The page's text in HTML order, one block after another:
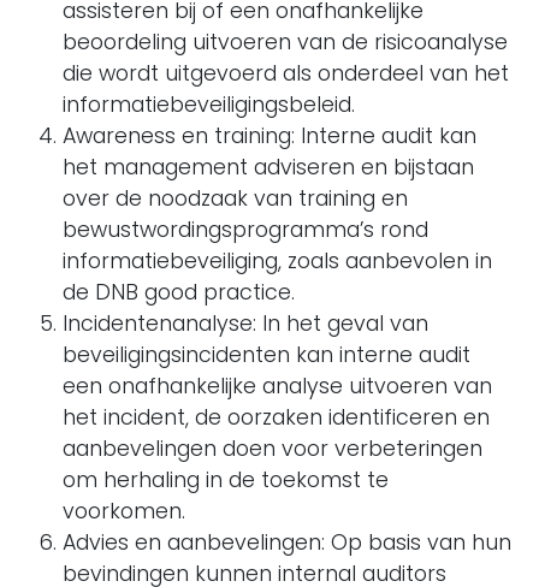
assisteren bij of een onafhankelijke
beoordeling uitvoeren van de risicoanalyse
die wordt uitgevoerd als onderdeel van het
informatiebeveiligingsbeleid.
Awareness en training: Interne audit kan
het management adviseren en bijstaan
over de noodzaak van training en
bewustwordingsprogramma’s rond
informatiebeveiliging, zoals aanbevolen in
de DNB good practice.
Incidentenanalyse: In het geval van
beveiligingsincidenten kan interne audit
een onafhankelijke analyse uitvoeren van
het incident, de oorzaken identificeren en
aanbevelingen doen voor verbeteringen
om herhaling in de toekomst te
voorkomen.
Advies en aanbevelingen: Op basis van hun
bevindingen kunnen internal auditors